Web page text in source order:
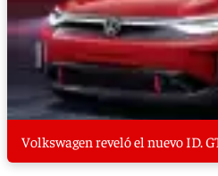
Volkswagen reveló el nuevo ID.